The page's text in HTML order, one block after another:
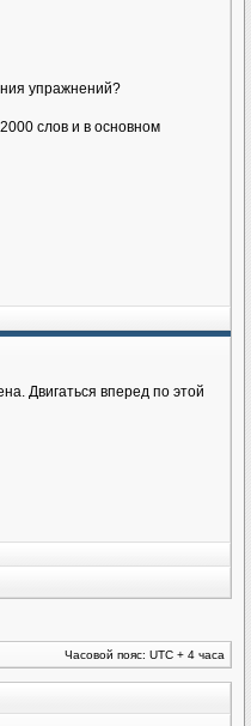
упражнений?
слов и в основном
Двигаться вперед по этой
Часовой пояс: UTC + 4 часа